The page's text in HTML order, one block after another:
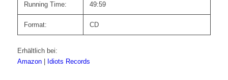
Running Time: 49:59
Format: CD
Erhältlich bei:
Amazon
Idiots Records